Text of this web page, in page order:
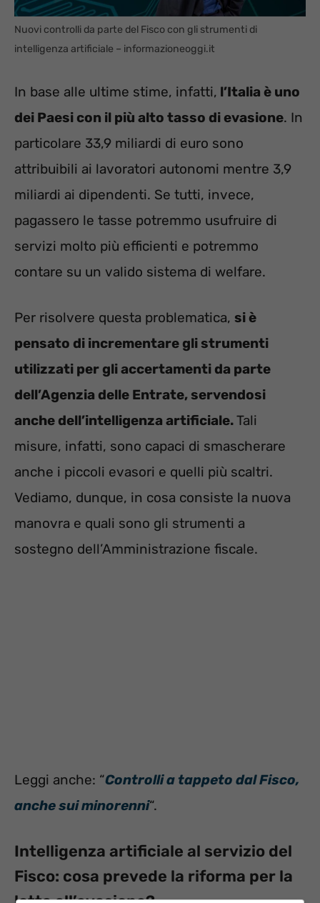
Nuovi controlli da parte del Fisco con gli strumenti di
intelligenza artificiale – informazioneoggi.it
In base alle ultime stime, infatti, l’Italia è uno
dei Paesi con il più alto tasso di evasione. In
particolare 33,9 miliardi di euro sono
attribuibili ai lavoratori autonomi mentre 3,9
miliardi ai dipendenti. Se tutti, invece,
pagassero le tasse potremmo usufruire di
servizi molto più efficienti e potremmo
contare su un valido sistema di welfare.
Per risolvere questa problematica, si è
pensato di incrementare gli strumenti
utilizzati per gli accertamenti da parte
dell’Agenzia delle Entrate, servendosi
anche dell’intelligenza artificiale.Tali
misure, infatti, sono capaci di smascherare
anche i piccoli evasori e quelli più scaltri.
Vediamo, dunque, in cosa consiste la nuova
manovra e quali sono gli strumenti a
sostegno dell’Amministrazione fiscale.
Leggi anche: “Controlli a tappeto dal Fisco,
anche sui minorenni“.
Intelligenza artificiale al servizio del
Fisco: cosa prevede la riforma per la